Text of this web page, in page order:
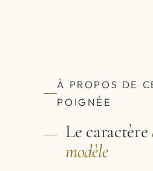
À PROPOS DE
POIGNÉE
Le caractère
modèle